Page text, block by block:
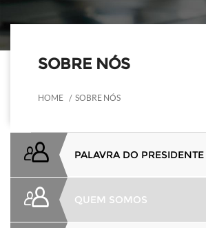
SOBRE NÓS
HOME SOBRE NÓS
PALAVRA DO PRESIDENTE
QUEM SOMOS